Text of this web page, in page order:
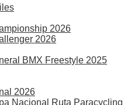
2026
2026
BMX Freestyle 2025
2026
Nacional Ruta